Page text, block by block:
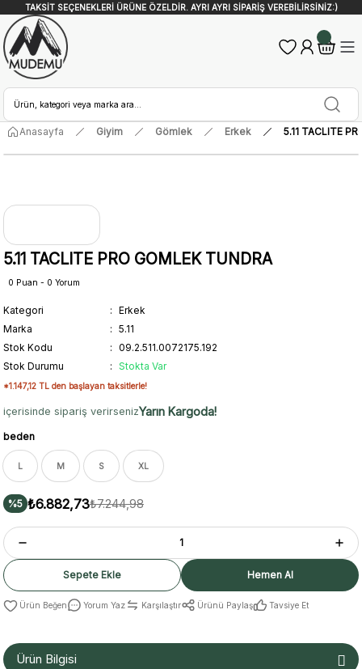
TAKSİT SEÇENEKLERİ ÜRÜNE ÖZELDİR. AYRI AYRI SİPARİŞ VEREBİLİRSİNİZ:)
Anasayfa Giyim Gömlek Erkek 5.11 TACLITE
5.11 TACLITE PRO GOMLEK TUNDRA
0 Puan - 0 Yorum
Kategori
Erkek
Marka
5.11
Stok Kodu
09.2.511.0072175.192
Stok Durumu
Stokta Var
*1.147,12 TL den başlayan taksitlerle!
içerisinde sipariş verirsenizYarın Kargoda!
beden
L M S XL
%5 ₺6.882,73₺7.244,98
Sepete Ekle Hemen Al
Yorum Yaz Karşılaştır Ürünü Paylaş Tavsiye Et
Ürün Bilgisi